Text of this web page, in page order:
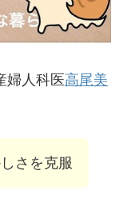
婦人科医高尾美
さを克服